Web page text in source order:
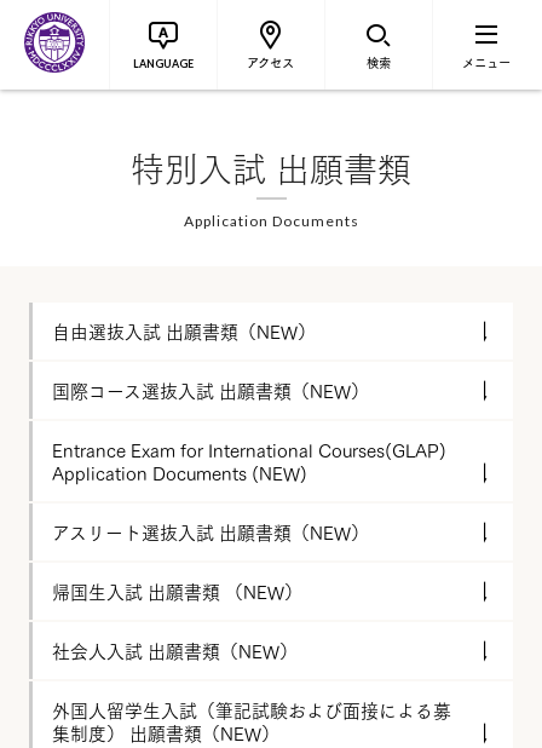
LANGUAGE アクセス 検索 メニュー
特別入試 出願書類
Application Documents
自由選抜入試 出願書類（NEW）
国際コース選抜入試 出願書類（NEW）
Entrance Exam for International Courses(GLAP)
Application Documents (NEW)
アスリート選抜入試 出願書類（NEW）
帰国生入試 出願書類 （NEW）
社会人入試 出願書類（NEW）
外国人留学生入試（筆記試験および面接による募
集制度） 出願書類（NEW）